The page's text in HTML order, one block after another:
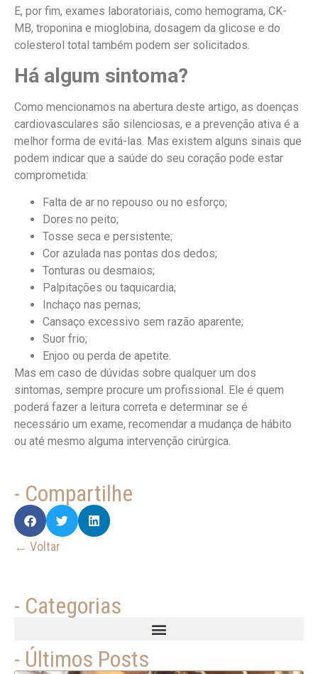
E, por fim, exames laboratoriais, como hemograma, CK-
MB, troponina e mioglobina, dosagem da glicose e do
colesterol total também podem ser solicitados.
Há algum sintoma?
Como mencionamos na abertura deste artigo, as doenças
cardiovasculares são silenciosas, e a prevenção ativa é a
melhor forma de evitá-las. Mas existem alguns sinais que
podem indicar que a saúde do seu coração pode estar
comprometida:
Falta de ar no repouso ou no esforço;
Dores no peito;
Tosse seca e persistente;
Cor azulada nas pontas dos dedos;
Tonturas ou desmaios;
Palpitações ou taquicardia;
Inchaço nas pernas;
Cansaço excessivo sem razão aparente;
Suor frio;
Enjoo ou perda de apetite.
Mas em caso de dúvidas sobre qualquer um dos
sintomas, sempre procure um profissional. Ele é quem
poderá fazer a leitura correta e determinar se é
necessário um exame, recomendar a mudança de hábito
ou até mesmo alguma intervenção cirúrgica.
- Compartilhe
← Voltar
- Categorias
- Últimos Posts